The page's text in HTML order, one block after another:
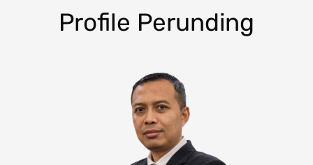
Profile Perunding